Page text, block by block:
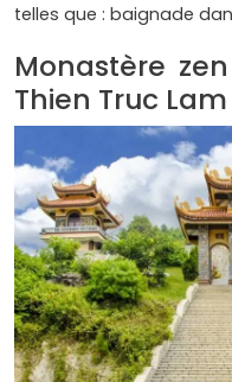
telles que : baignade
Monastère
Thien Truc